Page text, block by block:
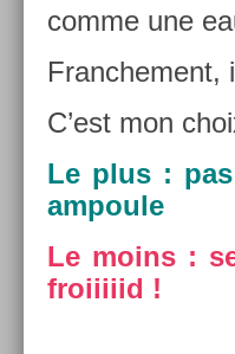
comme une
Franche­ment,
C’est mon
Le plus :
am­poule
Le moins :
froiiiiid !